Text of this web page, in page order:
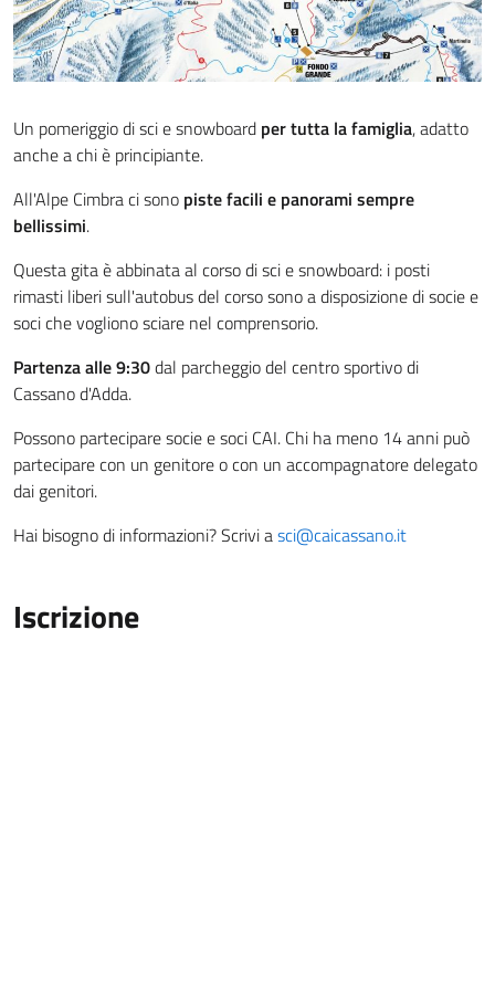
Un pomeriggio di sci e snowboard per tutta la famiglia, adatto
anche a chi è principiante.
All'Alpe Cimbra ci sono piste facili e panorami sempre
bellissimi.
Questa gita è abbinata al corso di sci e snowboard: i posti
rimasti liberi sull'autobus del corso sono a disposizione di socie e
soci che vogliono sciare nel comprensorio.
Partenza alle 9:30dal parcheggio del centro sportivo di
Cassano d'Adda.
Possono partecipare socie e soci CAI. Chi ha meno 14 anni può
partecipare con un genitore o con un accompagnatore delegato
dai genitori.
Hai bisogno di informazioni? Scrivi asci@caicassano.it
Iscrizione